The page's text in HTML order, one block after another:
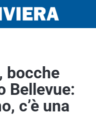
bocche
Bellevue:
c’è una